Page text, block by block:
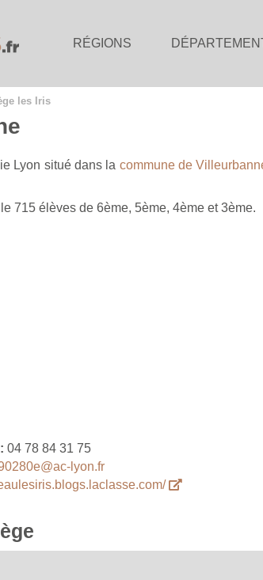
RÉGIONS
les Iris
Lyon situé dans la commune de
715 élèves de 6ème, 5ème, 4ème et 3ème.
04 78 84 31 75
lyon.fr